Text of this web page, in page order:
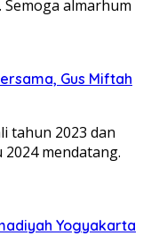
almarhum
Gus Miftah
tahun 2023 dan
mendatang.
Yogyakarta